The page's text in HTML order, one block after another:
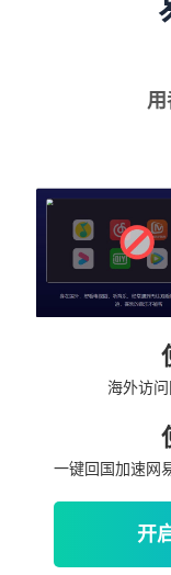
用
海外访
一键回国加速网
开